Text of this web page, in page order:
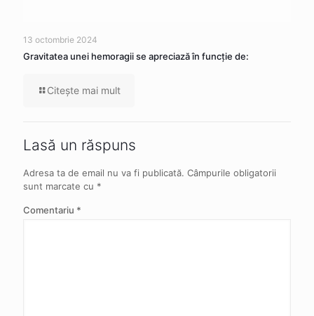
13 octombrie 2024
Gravitatea unei hemoragii se apreciază în funcție de:
Citeşte mai mult
Lasă un răspuns
Adresa ta de email nu va fi publicată. Câmpurile obligatorii
sunt marcate cu *
Comentariu *